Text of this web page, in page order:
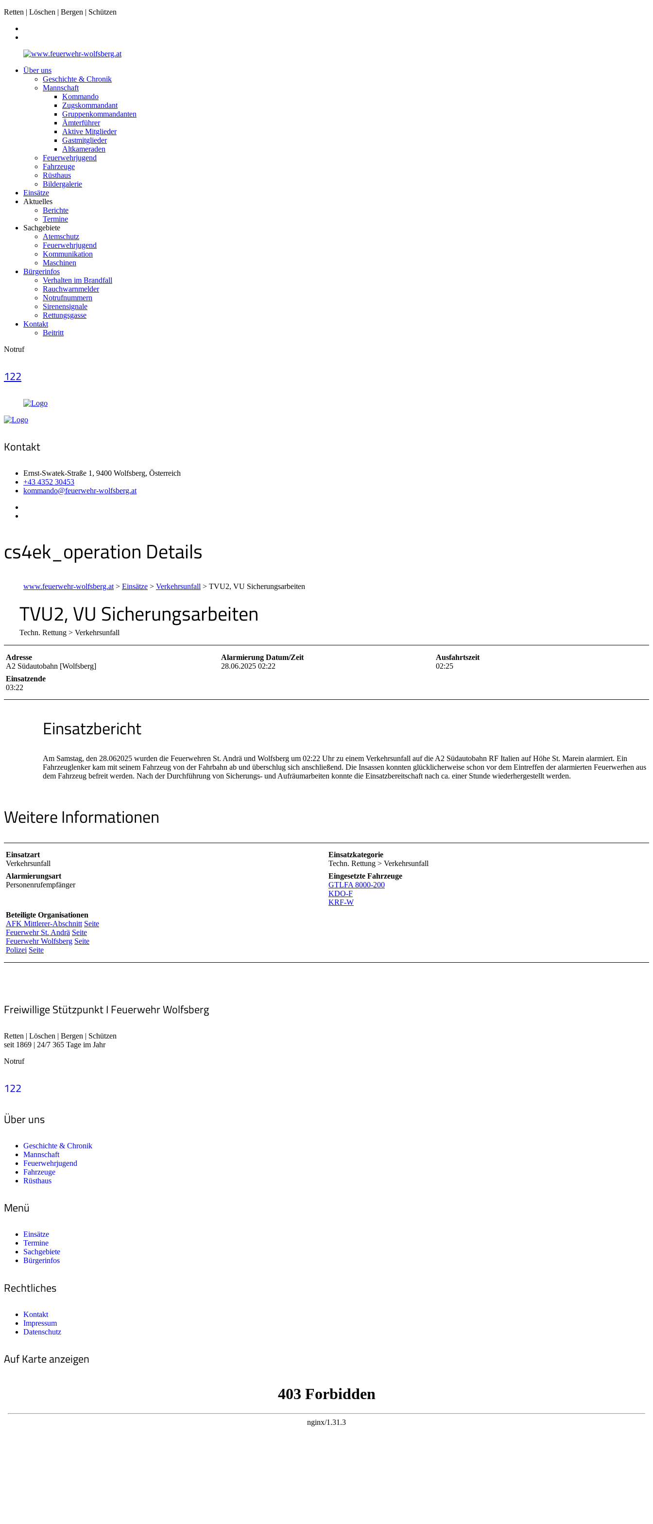
Retten | Löschen | Bergen | Schützen
Über uns
Geschichte & Chronik
Mannschaft
Kommando
Zugskommandant
Gruppenkommandanten
Ämterführer
Aktive Mitglieder
Gastmitglieder
Altkameraden
Feuerwehrjugend
Fahrzeuge
Rüsthaus
Bildergalerie
Einsätze
Aktuelles
Berichte
Termine
Sachgebiete
Atemschutz
Feuerwehrjugend
Kommunikation
Maschinen
Bürgerinfos
Verhalten im Brandfall
Rauchwarnmelder
Notrufnummern
Sirenensignale
Rettungsgasse
Kontakt
Beitritt
Notruf
122
Kontakt
Ernst-Swatek-Straße 1, 9400 Wolfsberg, Österreich
+43 4352 30453
kommando@feuerwehr-wolfsberg.at
cs4ek_operation Details
www.feuerwehr-wolfsberg.at > Einsätze > Verkehrsunfall > TVU2, VU Sicherungsarbeiten
TVU2, VU Sicherungsarbeiten
Techn. Rettung > Verkehrsunfall
Adresse
A2 Südautobahn [Wolfsberg]
Alarmierung Datum/Zeit
28.06.2025 02:22
Ausfahrtszeit
02:25
Einsatzende
03:22
Einsatzbericht
Am Samstag, den 28.062025 wurden die Feuerwehren St. Andrä und Wolfsberg um 02:22 Uhr zu einem Verkehrsunfall auf die A2 Südautobahn RF Italien auf Höhe St. Marein alarmiert. Ein
Fahrzeuglenker kam mit seinem Fahrzeug von der Fahrbahn ab und überschlug sich anschließend. Die Insassen konnten glücklicherweise schon vor dem Eintreffen der alarmierten Feuerwerhen aus
dem Fahrzeug befreit werden. Nach der Durchführung von Sicherungs- und Aufräumarbeiten konnte die Einsatzbereitschaft nach ca. einer Stunde wiederhergestellt werden.
Weitere Informationen
Einsatzart
Verkehrsunfall
Einsatzkategorie
Techn. Rettung > Verkehrsunfall
Alarmierungsart
Personenrufempfänger
Eingesetzte Fahrzeuge
GTLFA 8000-200
KDO-F
KRF-W
Beteiligte Organisationen
AFK Mittlerer-Abschnitt Seite
Feuerwehr St. Andrä Seite
Feuerwehr Wolfsberg Seite
Polizei Seite
Freiwillige Stützpunkt I Feuerwehr Wolfsberg
Retten | Löschen | Bergen | Schützen
seit 1869 | 24/7 365 Tage im Jahr
Notruf
122
Über uns
Geschichte & Chronik
Mannschaft
Feuerwehrjugend
Fahrzeuge
Rüsthaus
Menü
Einsätze
Termine
Sachgebiete
Bürgerinfos
Rechtliches
Kontakt
Impressum
Datenschutz
Auf Karte anzeigen